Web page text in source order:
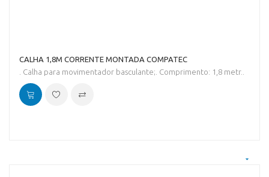
CALHA 1,8M CORRENTE MONTADA COMPATEC
. Calha para movimentador basculante;. Comprimento: 1,8 metr..